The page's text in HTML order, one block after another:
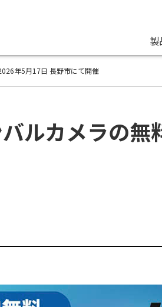
製
年5月17日 長野市にて開催
ルカメラの